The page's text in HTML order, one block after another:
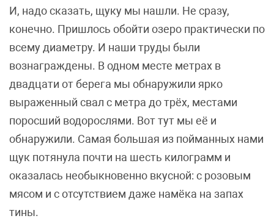
И, надо сказать, щуку мы нашли. Не сразу,
конечно. Пришлось обойти озеро практически по
всему диаметру. И наши труды были
вознаграждены. В одном месте метрах в
двадцати от берега мы обнаружили ярко
выраженный свал с метра до трёх, местами
поросший водорослями. Вот тут мы её и
обнаружили. Самая большая из пойманных нами
щук потянула почти на шесть килограмм и
оказалась необыкновенно вкусной: с розовым
мясом и с отсутствием даже намёка на запах
тины.